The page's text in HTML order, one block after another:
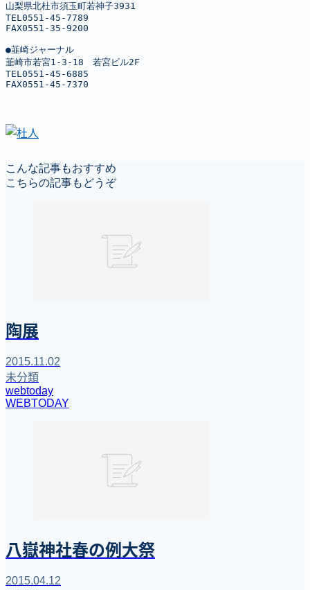
山梨県北杜市須玉町若神子3931
TEL0551-45-7789
FAX0551-35-9200
●韮崎ジャーナル
韮崎市若宮1-3-18　若宮ビル2F
TEL0551-45-6885
FAX0551-45-7370
こんな記事もおすすめ
こちらの記事もどうぞ
陶展
2015.11.02
未分類
webtoday
WEBTODAY
八嶽神社春の例大祭
2015.04.12